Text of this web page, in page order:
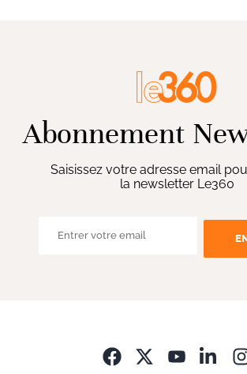
Abonnement
Saisissez votre adresse email
la newsletter Le360